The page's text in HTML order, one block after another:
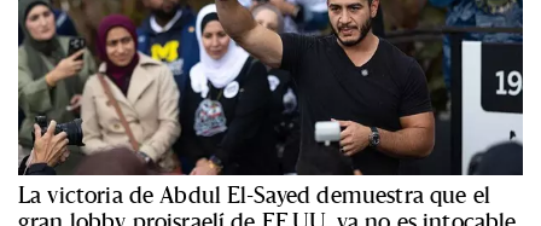
La victoria de Abdul El-Sayed demuestra que el